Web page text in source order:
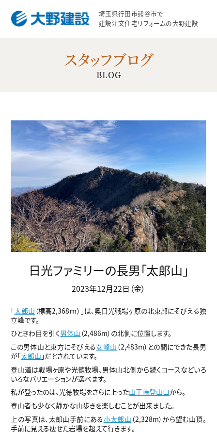
埼玉県行田市熊谷市で
建設注文住宅リフォームの大野建設
スタッフブログ
BLOG
日光ファミリーの長男「太郎山」
2023年12月22日（金）
「太郎山 （標高2,368ｍ）」は、奥日光戦場ヶ原の北東部にそびえる独
立峰です。
ひときわ目を引く男体山 （2,486m）の北側に位置します。
この男体山と東方にそびえる女峰山 （2,483m）との間にできた長男
が「太郎山 」だとされています。
登山道は戦場ヶ原や光徳牧場、男体山北側から続くコースなどいろ
いろなバリエーションが選べます。
私が登ったのは、光徳牧場をさらに上った山王峠登山口から。
登山者も少なく静かな山歩きを楽しむことが出来ました。
上の写真は、太郎山手前にある小太郎山 （2,328m）から望む山頂。
手前に見える痩せた岩場を超えて行きます。